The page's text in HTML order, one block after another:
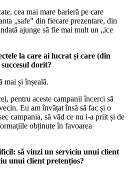
cea mai mare barieră pe care
„safe” din fiecare prezentare, din
ajunge să fie mai mult un „ice
la care ai lucrat și care (din
dorit?
mai și înșeală.
pentru aceste campanii încerci să
Eu am învățat însă să fac și o
campania, să văd ce nu i-a priit și de
obținute în favoarea
să vinzi un serviciu unui client
unui client pretențios?